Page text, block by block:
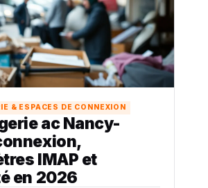
& ESPACES DE CONNEXION
ac Nancy-
IMAP et
en 2026